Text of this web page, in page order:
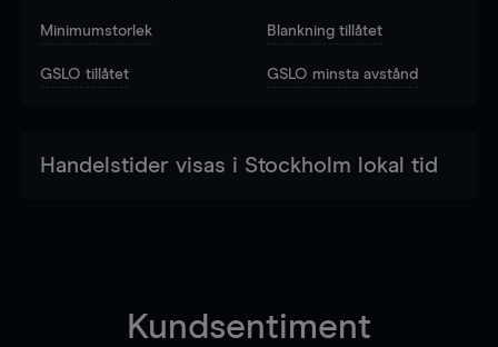
Minimumstorlek Blankning tillåtet
GSLO tillåtet GSLO minsta avstånd
Handelstider visas i Stockholm lokal tid
Kundsentiment